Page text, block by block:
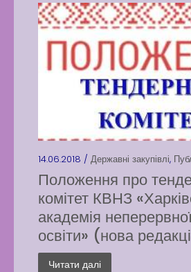
14.06.2018 / Державні закупівлі,
Положення про
комітет КВНЗ
академія
освіти» (нова
Читати далі